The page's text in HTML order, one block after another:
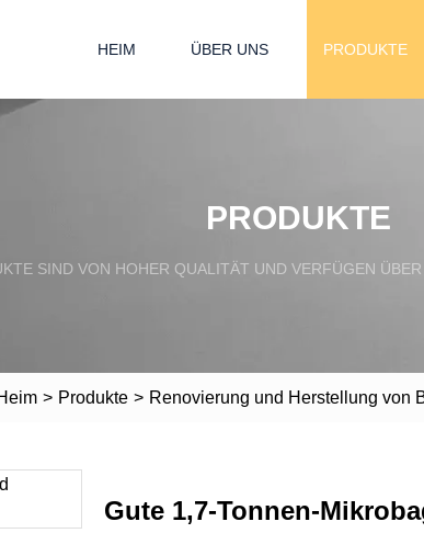
HEIM ÜBER UNS PRODUKTE
PRODUKTE
SIND VON HOHER QUALITÄT UND VERFÜGEN
> Produkte > Renovierung und Herstellung von
Gute 1,7-Tonnen-